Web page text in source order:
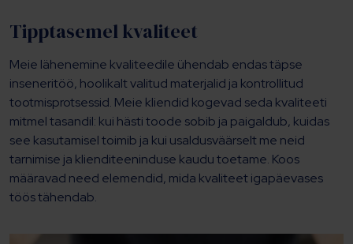
Tipptasemel kvaliteet
Meie lähenemine kvaliteedile ühendab endas täpse
inseneritöö, hoolikalt valitud materjalid ja kontrollitud
tootmisprotsessid. Meie kliendid kogevad seda kvaliteeti
mitmel tasandil: kui hästi toode sobib ja paigaldub, kuidas
see kasutamisel toimib ja kui usaldusväärselt me neid
tarnimise ja klienditeeninduse kaudu toetame. Koos
määravad need elemendid, mida kvaliteet igapäevases
töös tähendab.